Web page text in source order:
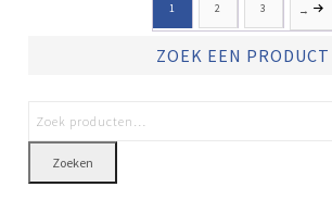
1 2 3 →
ZOEK EEN PRODUCT
Zoeken